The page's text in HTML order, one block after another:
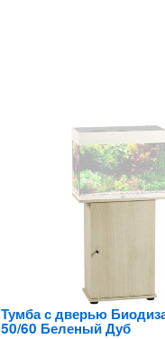
Тумба с дверью
50/60 Беленый Дуб